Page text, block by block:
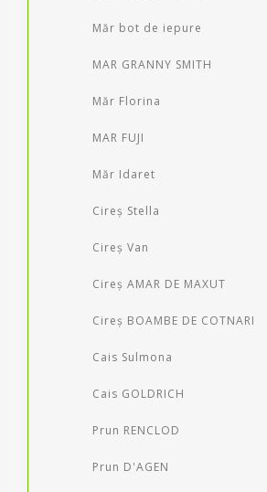
Măr bot de iepure
MAR GRANNY SMITH
Măr Florina
MAR FUJI
Măr Idaret
Cireș Stella
Cireș Van
Cireș AMAR DE MAXUT
Cireș BOAMBE DE COTNARI
Cais Sulmona
Cais GOLDRICH
Prun RENCLOD
Prun D'AGEN